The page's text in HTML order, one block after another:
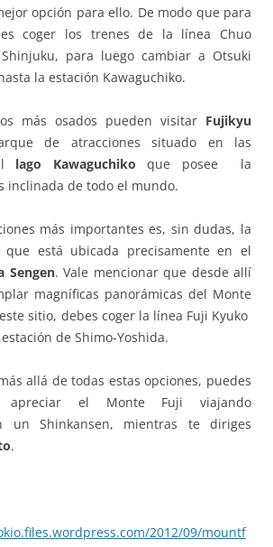
opción para ello. De modo que para
coger los trenes de la línea Chuo
para luego cambiar a Otsuki
la estación Kawaguchiko.
más osados pueden visitar Fujikyu
de atracciones situado en las
lago Kawaguchiko que posee la
inclinada de todo el mundo.
más importantes es, sin dudas, la
que está ubicada precisamente en el
Sengen. Vale mencionar que desde allí
magníficas panorámicas del Monte
sitio, debes coger la línea Fuji Kyuko
de Shimo-Yoshida.
allá de todas estas opciones, puedes
apreciar el Monte Fuji viajando
un Shinkansen, mientras te diriges
.
2012/09/mountf